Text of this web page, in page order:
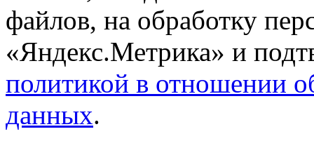
файлов, на обработку
«Яндекс.Метрика» и
политикой в отношении
данных.